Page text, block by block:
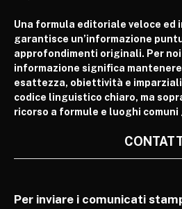
Una formula editoriale veloce ed
garantisce un’informazione
approfondimenti originali. Per
informazione significa
esattezza, obiettività e
codice linguistico chiaro, ma
ricorso a formule e luoghi
Per inviare i comunicati